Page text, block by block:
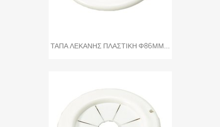
ΤΑΠΑ ΛΕΚΑΝΗΣ ΠΛΑΣΤΙΚΗ Φ86ΜΜ...